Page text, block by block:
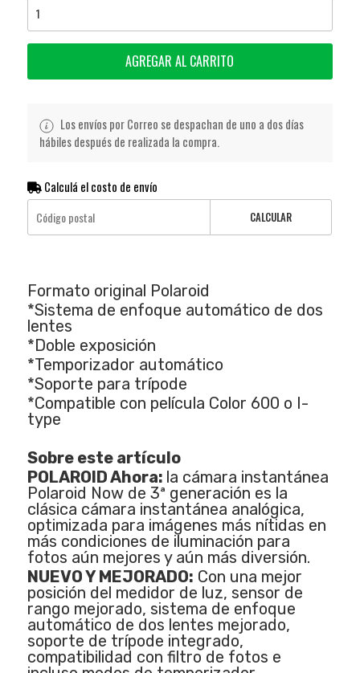
AGREGAR AL CARRITO
Los envíos por Correo se despachan de uno a dos días
hábiles después de realizada la compra.
Calculá el costo de envío
CALCULAR
Formato original Polaroid
*Sistema de enfoque automático de dos
lentes
*Doble exposición
*Temporizador automático
*Soporte para trípode
*Compatible con película Color 600 o I-
type
Sobre este artículo
POLAROID Ahora: la cámara instantánea
Polaroid Now de 3ª generación es la
clásica cámara instantánea analógica,
optimizada para imágenes más nítidas en
más condiciones de iluminación para
fotos aún mejores y aún más diversión.
NUEVO Y MEJORADO: Con una mejor
posición del medidor de luz, sensor de
rango mejorado, sistema de enfoque
automático de dos lentes mejorado,
soporte de trípode integrado,
compatibilidad con filtro de fotos e